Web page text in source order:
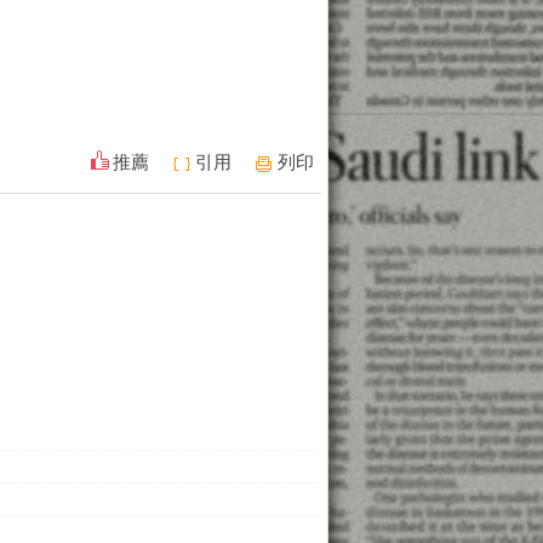
推薦 引用 列印